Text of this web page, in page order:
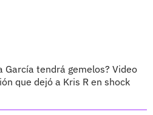
García tendrá gemelos? Video
que dejó a Kris R en shock